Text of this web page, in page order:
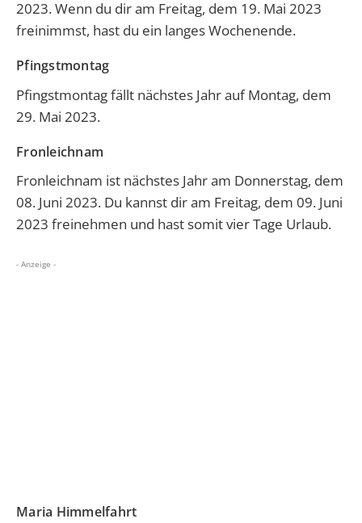
2023. Wenn du dir am Freitag, dem 19. Mai 2023
freinimmst, hast du ein langes Wochenende.
Pfingstmontag
Pfingstmontagfällt nächstes Jahr auf Montag, dem
29. Mai 2023.
Fronleichnam
Fronleichnam ist nächstes Jahr am Donnerstag, dem
08. Juni 2023. Du kannst dir am Freitag, dem 09. Juni
2023 freinehmen und hast somit vier Tage Urlaub.
- Anzeige -
Maria Himmelfahrt